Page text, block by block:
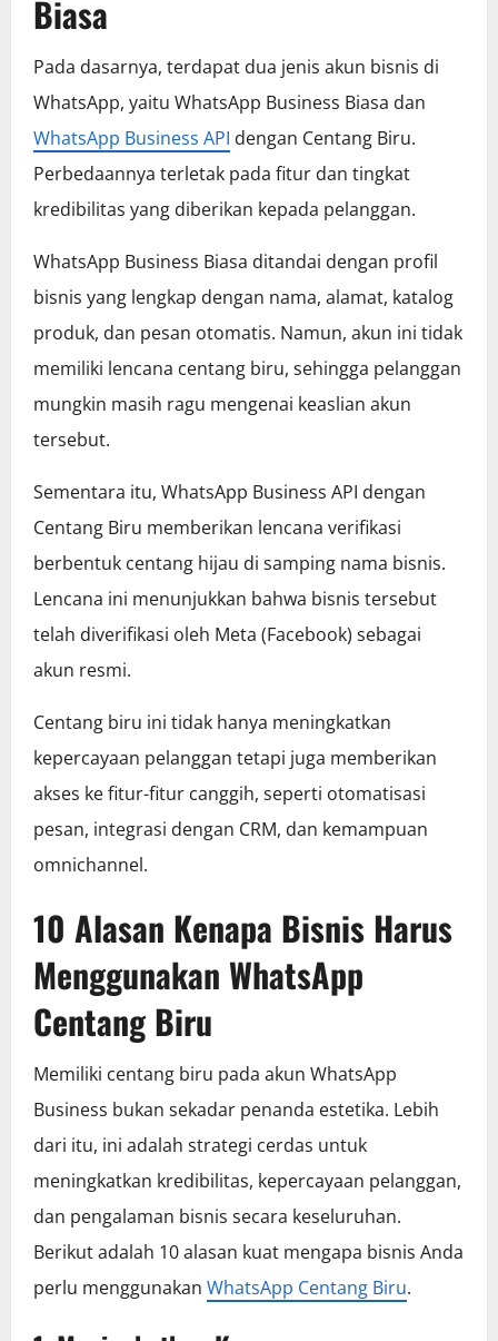
Biasa
Pada dasarnya, terdapat dua jenis akun bisnis di
WhatsApp, yaitu WhatsApp Business Biasa dan
WhatsApp Business API dengan Centang Biru.
Perbedaannya terletak pada fitur dan tingkat
kredibilitas yang diberikan kepada pelanggan.
WhatsApp Business Biasa ditandai dengan profil
bisnis yang lengkap dengan nama, alamat, katalog
produk, dan pesan otomatis. Namun, akun ini tidak
memiliki lencana centang biru, sehingga pelanggan
mungkin masih ragu mengenai keaslian akun
tersebut.
Sementara itu, WhatsApp Business API dengan
Centang Biru memberikan lencana verifikasi
berbentuk centang hijau di samping nama bisnis.
Lencana ini menunjukkan bahwa bisnis tersebut
telah diverifikasi oleh Meta (Facebook) sebagai
akun resmi.
Centang biru ini tidak hanya meningkatkan
kepercayaan pelanggan tetapi juga memberikan
akses ke fitur-fitur canggih, seperti otomatisasi
pesan, integrasi dengan CRM, dan kemampuan
omnichannel.
10 Alasan Kenapa Bisnis Harus
Menggunakan WhatsApp
Centang Biru
Memiliki centang biru pada akun WhatsApp
Business bukan sekadar penanda estetika. Lebih
dari itu, ini adalah strategi cerdas untuk
meningkatkan kredibilitas, kepercayaan pelanggan,
dan pengalaman bisnis secara keseluruhan.
Berikut adalah 10 alasan kuat mengapa bisnis Anda
perlu menggunakan WhatsApp Centang Biru.